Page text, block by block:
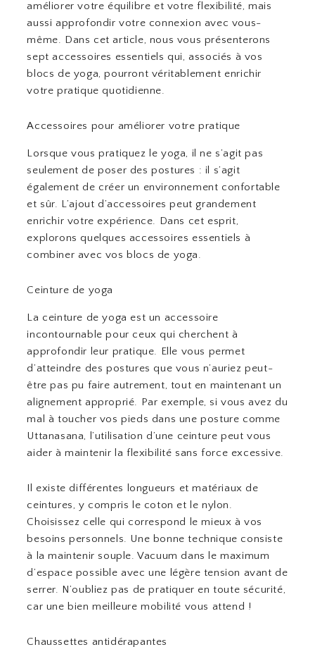
améliorer votre équilibre et votre flexibilité, mais
aussi approfondir votre connexion avec vous-
même. Dans cet article, nous vous présenterons
sept accessoires essentiels qui, associés à vos
blocs de yoga, pourront véritablement enrichir
votre pratique quotidienne.
Accessoires pour améliorer votre pratique
Lorsque vous pratiquez le yoga, il ne s’agit pas
seulement de poser des postures : il s’agit
également de créer un environnement confortable
et sûr. L’ajout d’accessoires peut grandement
enrichir votre expérience. Dans cet esprit,
explorons quelques accessoires essentiels à
combiner avec vos blocs de yoga.
Ceinture de yoga
La ceinture de yoga est un accessoire
incontournable pour ceux qui cherchent à
approfondir leur pratique. Elle vous permet
d’atteindre des postures que vous n’auriez peut-
être pas pu faire autrement, tout en maintenant un
alignement approprié. Par exemple, si vous avez du
mal à toucher vos pieds dans une posture comme
Uttanasana, l’utilisation d’une ceinture peut vous
aider à maintenir la flexibilité sans force excessive.
Il existe différentes longueurs et matériaux de
ceintures, y compris le coton et le nylon.
Choisissez celle qui correspond le mieux à vos
besoins personnels. Une bonne technique consiste
à la maintenir souple. Vacuum dans le maximum
d’espace possible avec une légère tension avant de
serrer. N’oubliez pas de pratiquer en toute sécurité,
car une bien meilleure mobilité vous attend !
Chaussettes antidérapantes